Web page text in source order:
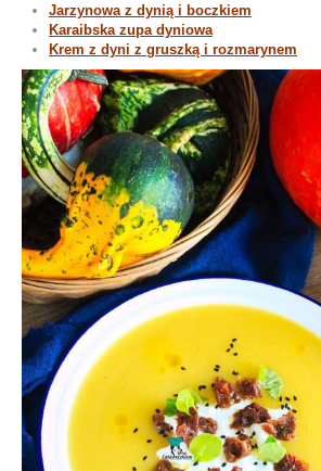
Jarzynowa z dynią i boczkiem
Karaibska zupa dyniowa
Krem z dyni z gruszką i rozmarynem